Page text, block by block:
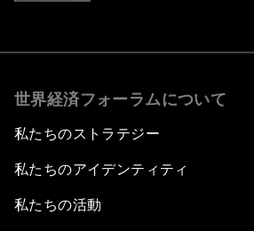
世界経済フォーラムについて
私たちのストラテジー
私たちのアイデンティティ
私たちの活動